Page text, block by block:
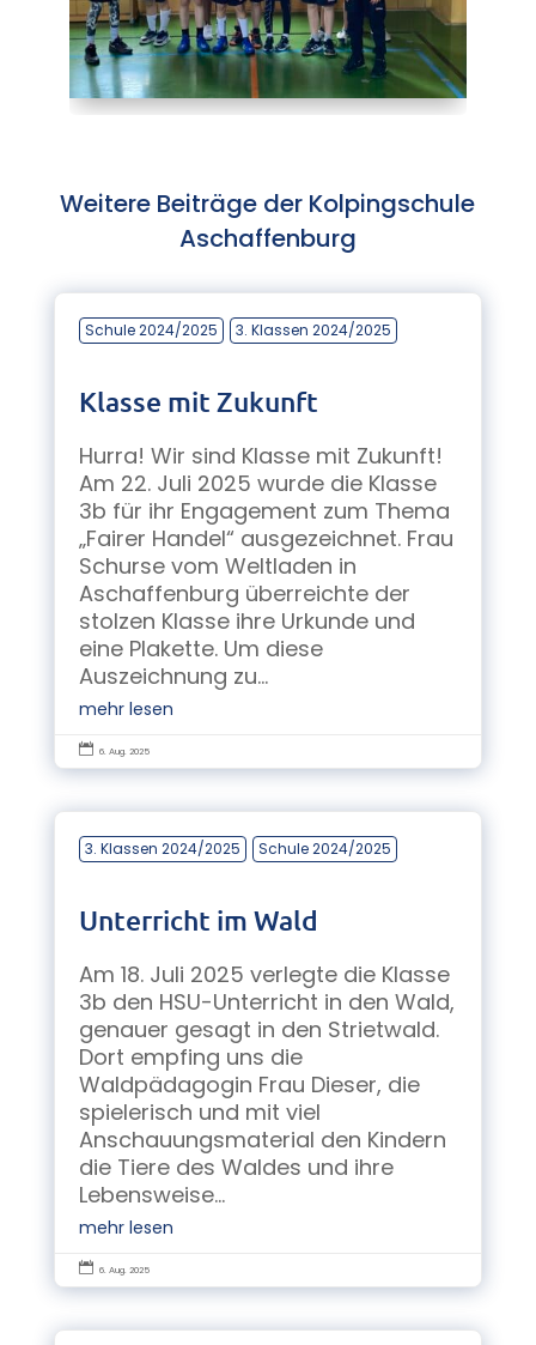
Weitere Beiträge der Kolpingschule
Aschaffenburg
Schule 2024/2025 3. Klassen 2024/2025
Klasse mit Zukunft
Hurra! Wir sind Klasse mit Zukunft!
Am 22. Juli 2025 wurde die Klasse
3b für ihr Engagement zum Thema
„Fairer Handel“ ausgezeichnet. Frau
Schurse vom Weltladen in
Aschaffenburg überreichte der
stolzen Klasse ihre Urkunde und
eine Plakette. Um diese
Auszeichnung zu...
mehr lesen
 6. Aug. 2025
3. Klassen 2024/2025 Schule 2024/2025
Unterricht im Wald
Am 18. Juli 2025 verlegte die Klasse
3b den HSU-Unterricht in den Wald,
genauer gesagt in den Strietwald.
Dort empfing uns die
Waldpädagogin Frau Dieser, die
spielerisch und mit viel
Anschauungsmaterial den Kindern
die Tiere des Waldes und ihre
Lebensweise...
mehr lesen
 6. Aug. 2025